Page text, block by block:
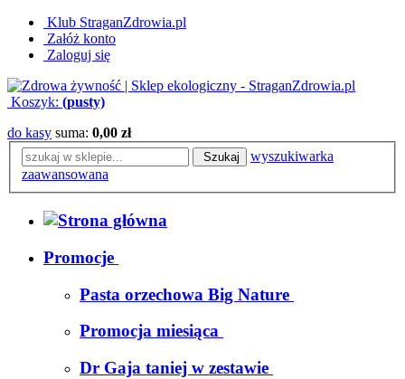
Klub StraganZdrowia.pl
Załóż konto
Zaloguj się
Koszyk: (pusty)
do kasy suma: 0,00 zł
Szukaj
wyszukiwarka
zaawansowana
Promocje
Pasta orzechowa Big Nature
Promocja miesiąca
Dr Gaja taniej w zestawie